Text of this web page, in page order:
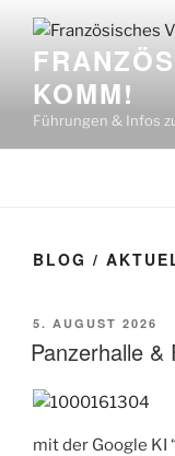
Inhalt
springen
KOMM!
Führungen & Infos
BLOG /
VERÖFFENTLICHT
AM
5. AUGUST 2026
Panzerhalle &
mit der Google KI